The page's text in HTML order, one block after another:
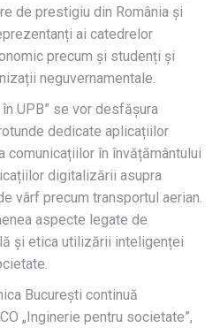
de prestigiu din România și
ai catedrelor
precum și studenți și
neguvernamentale.
UPB” se vor desfășura
dedicate aplicațiilor
comunicațiilor în învățământului
digitalizării asupra
vârf precum transportul aerian.
aspecte legate de
și etica utilizării inteligenței
București continuă
„Inginerie pentru societate”,